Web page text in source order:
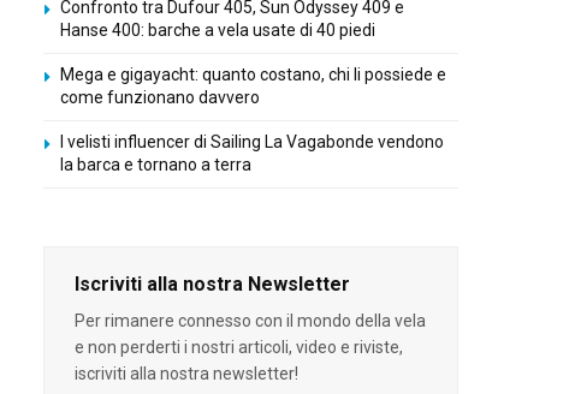
Confronto tra Dufour 405, Sun Odyssey 409 e
Hanse 400: barche a vela usate di 40 piedi
Mega e gigayacht: quanto costano, chi li possiede e
come funzionano davvero
I velisti influencer di Sailing La Vagabonde vendono
la barca e tornano a terra
Iscriviti alla nostra Newsletter
Per rimanere connesso con il mondo della vela
e non perderti i nostri articoli, video e riviste,
iscriviti alla nostra newsletter!